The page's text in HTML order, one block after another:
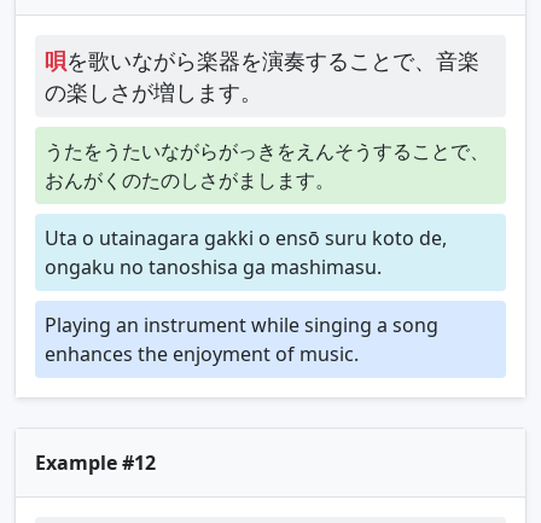
唄を歌いながら楽器を演奏することで、音楽
の楽しさが増します。
うたをうたいながらがっきをえんそうすることで、
おんがくのたのしさがまします。
Uta o utainagara gakki o ensō suru koto de,
ongaku no tanoshisa ga mashimasu.
Playing an instrument while singing a song
enhances the enjoyment of music.
Example #12